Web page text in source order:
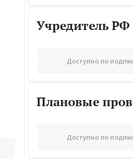
Учредитель РФ
Доступно по
Плановые
Доступно по